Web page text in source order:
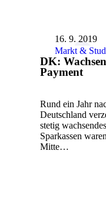
16. 9. 2019
Markt &
DK:
Payment
Rund ein Jahr
Deutschland
stetig
Sparkassen
Mitte…